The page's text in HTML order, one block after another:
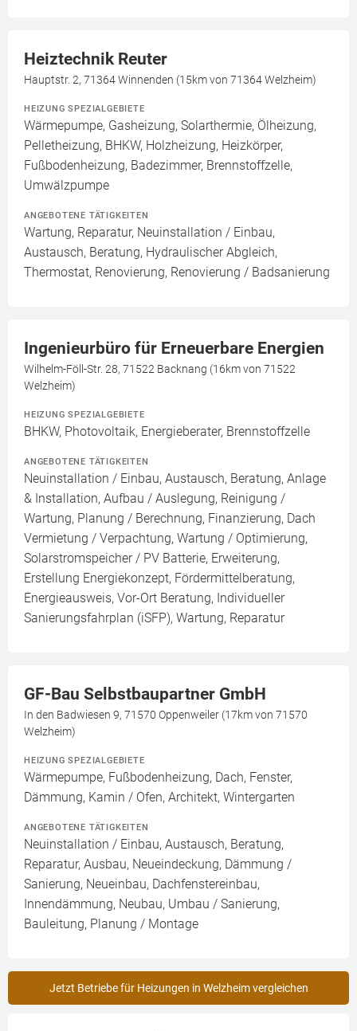
Heiztechnik Reuter
Hauptstr. 2, 71364 Winnenden (15km von 71364 Welzheim)
HEIZUNG SPEZIALGEBIETE
Wärmepumpe, Gasheizung, Solarthermie, Ölheizung,
Pelletheizung, BHKW, Holzheizung, Heizkörper,
Fußbodenheizung, Badezimmer, Brennstoffzelle,
Umwälzpumpe
ANGEBOTENE TÄTIGKEITEN
Wartung, Reparatur, Neuinstallation / Einbau,
Austausch, Beratung, Hydraulischer Abgleich,
Thermostat, Renovierung, Renovierung / Badsanierung
Ingenieurbüro für Erneuerbare Energien
Wilhelm-Föll-Str. 28, 71522 Backnang (16km von 71522
Welzheim)
HEIZUNG SPEZIALGEBIETE
BHKW, Photovoltaik, Energieberater, Brennstoffzelle
ANGEBOTENE TÄTIGKEITEN
Neuinstallation / Einbau, Austausch, Beratung, Anlage
& Installation, Aufbau / Auslegung, Reinigung /
Wartung, Planung / Berechnung, Finanzierung, Dach
Vermietung / Verpachtung, Wartung / Optimierung,
Solarstromspeicher / PV Batterie, Erweiterung,
Erstellung Energiekonzept, Fördermittelberatung,
Energieausweis, Vor-Ort Beratung, Individueller
Sanierungsfahrplan (iSFP), Wartung, Reparatur
GF-Bau Selbstbaupartner GmbH
In den Badwiesen 9, 71570 Oppenweiler (17km von 71570
Welzheim)
HEIZUNG SPEZIALGEBIETE
Wärmepumpe, Fußbodenheizung, Dach, Fenster,
Dämmung, Kamin / Ofen, Architekt, Wintergarten
ANGEBOTENE TÄTIGKEITEN
Neuinstallation / Einbau, Austausch, Beratung,
Reparatur, Ausbau, Neueindeckung, Dämmung /
Sanierung, Neueinbau, Dachfenstereinbau,
Innendämmung, Neubau, Umbau / Sanierung,
Bauleitung, Planung / Montage
Jetzt Betriebe für Heizungen in Welzheim vergleichen